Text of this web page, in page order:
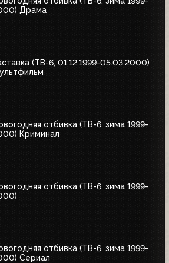
Драма
(ТВ-6, 01.12.1999-05.03.2000)
отбивка (ТВ-6, зима 1999-
Криминал
отбивка (ТВ-6, зима 1999-
отбивка (ТВ-6, зима 1999-
Сериал